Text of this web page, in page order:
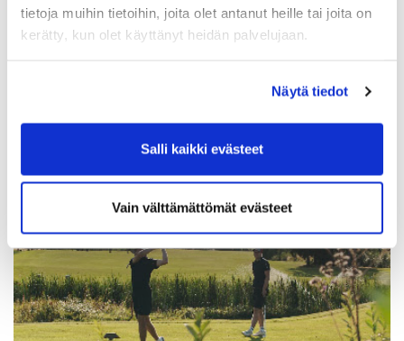
tietoja muihin tietoihin, joita olet antanut heille tai joita on
kerätty, kun olet käyttänyt heidän palvelujaan.
Näytä tiedot
Salli kaikki evästeet
Vain välttämättömät evästeet